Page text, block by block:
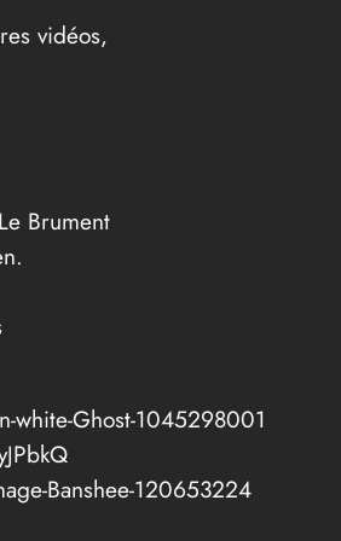
vidéos,
Brument
Ghost-1045298001
Banshee-120653224